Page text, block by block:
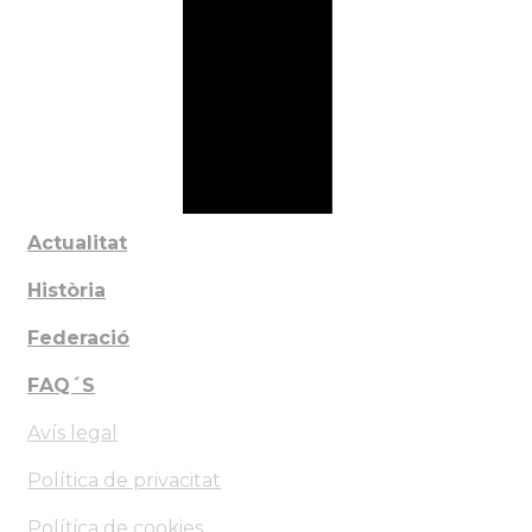
Actualitat
Història
Federació
FAQ´S
Avís legal
Política de privacitat